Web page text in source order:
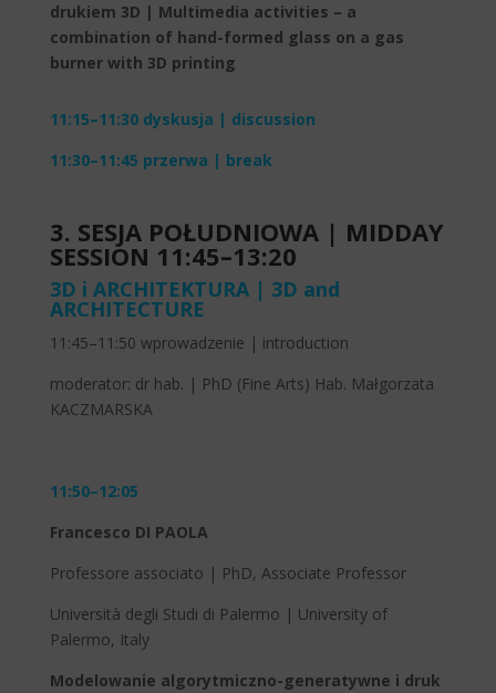
drukiem 3D | Multimedia activities – a
combination of hand-formed glass on a gas
burner with 3D printing
11:15–11:30 dyskusja | discussion
11:30–11:45 przerwa | break
3. SESJA POŁUDNIOWA | MIDDAY
SESSION 11:45–13:20
3D i ARCHITEKTURA | 3D and
ARCHITECTURE
11:45–11:50 wprowadzenie | introduction
moderator: dr hab. | PhD (Fine Arts) Hab. Małgorzata
KACZMARSKA
11:50–12:05
Francesco DI PAOLA
Professore associato | PhD, Associate Professor
Università degli Studi di Palermo | University of
Palermo, Italy
Modelowanie algorytmiczno-generatywne i druk